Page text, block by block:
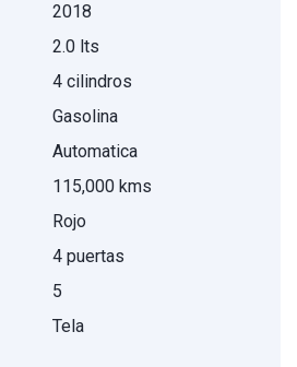
2018
2.0 lts
4 cilindros
Gasolina
Automatica
115,000 kms
Rojo
4 puertas
5
Tela